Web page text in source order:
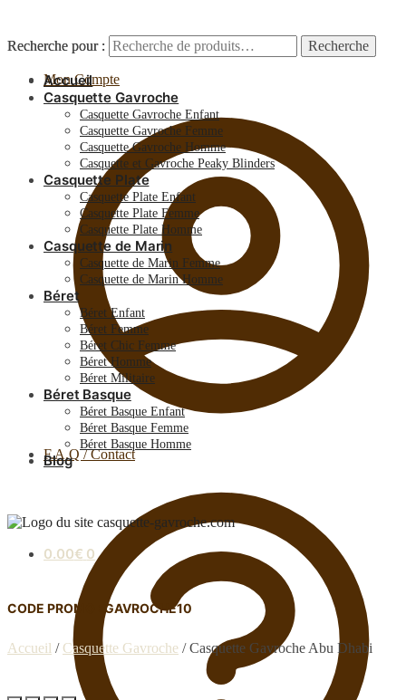
Recherche pour : Recherche
Mon Compte
F.A.Q / Contact
Recherche pour : Recherche
Accueil
Casquette Gavroche
Casquette Gavroche Enfant
Casquette Gavroche Femme
Casquette Gavroche Homme
Casquette et Gavroche Peaky Blinders
Casquette Plate
Casquette Plate Enfant
Casquette Plate Femme
Casquette Plate Homme
Casquette de Marin
Casquette de Marin Femme
Casquette de Marin Homme
Béret
Béret Enfant
Béret Femme
Béret Chic Femme
Béret Homme
Béret Militaire
Béret Basque
Béret Basque Enfant
Béret Basque Femme
Béret Basque Homme
Blog
0.00€ 0
CODE PROMO : GAVROCHE10
Accueil / Casquette Gavroche /Casquette Gavroche Abu Dhabi